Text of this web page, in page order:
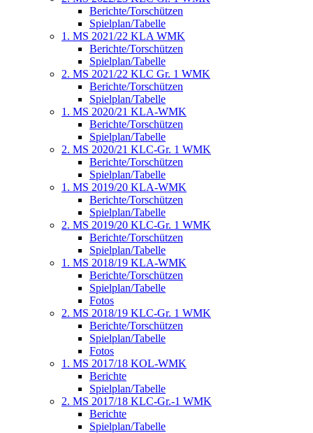
Berichte/Torschützen
Spielplan/Tabelle
1. MS 2021/22 KLA WMK
Berichte/Torschützen
Spielplan/Tabelle
2. MS 2021/22 KLC Gr. 1 WMK
Berichte/Torschützen
Spielplan/Tabelle
1. MS 2020/21 KLA-WMK
Berichte/Torschützen
Spielplan/Tabelle
2. MS 2020/21 KLC-Gr. 1 WMK
Berichte/Torschützen
Spielplan/Tabelle
1. MS 2019/20 KLA-WMK
Berichte/Torschützen
Spielplan/Tabelle
2. MS 2019/20 KLC-Gr. 1 WMK
Berichte/Torschützen
Spielplan/Tabelle
1. MS 2018/19 KLA-WMK
Berichte/Torschützen
Spielplan/Tabelle
Fotos
2. MS 2018/19 KLC-Gr. 1 WMK
Berichte/Torschützen
Spielplan/Tabelle
Fotos
1. MS 2017/18 KOL-WMK
Berichte
Spielplan/Tabelle
2. MS 2017/18 KLC-Gr.-1 WMK
Berichte
Spielplan/Tabelle